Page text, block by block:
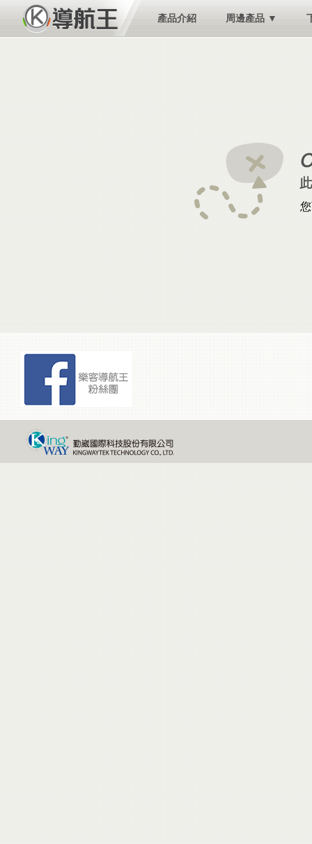
產品介紹 周邊產品 ▼